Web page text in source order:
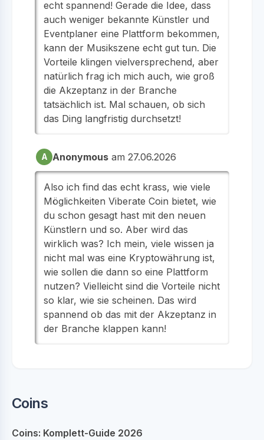
echt spannend! Gerade die Idee, dass
auch weniger bekannte Künstler und
Eventplaner eine Plattform bekommen,
kann der Musikszene echt gut tun. Die
Vorteile klingen vielversprechend, aber
natürlich frag ich mich auch, wie groß
die Akzeptanz in der Branche
tatsächlich ist. Mal schauen, ob sich
das Ding langfristig durchsetzt!
A Anonymous am 27.06.2026
Also ich find das echt krass, wie viele
Möglichkeiten Viberate Coin bietet, wie
du schon gesagt hast mit den neuen
Künstlern und so. Aber wird das
wirklich was? Ich mein, viele wissen ja
nicht mal was eine Kryptowährung ist,
wie sollen die dann so eine Plattform
nutzen? Vielleicht sind die Vorteile nicht
so klar, wie sie scheinen. Das wird
spannend ob das mit der Akzeptanz in
der Branche klappen kann!
Coins
Coins: Komplett-Guide 2026